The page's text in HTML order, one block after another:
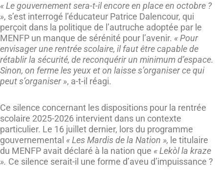
« Le gouvernement sera-t-il encore en place en octobre ?
», s’est interrogé l’éducateur Patrice Dalencour, qui
perçoit dans la politique de l’autruche adoptée par le
MENFP un manque de sérénité pour l’avenir. « Pour
envisager une rentrée scolaire, il faut être capable de
rétablir la sécurité, de reconquérir un minimum d’espace.
Sinon, on ferme les yeux et on laisse s’organiser ce qui
peut s’organiser », a-t-il réagi.
Ce silence concernant les dispositions pour la rentrée
scolaire 2025-2026 intervient dans un contexte
particulier. Le 16 juillet dernier, lors du programme
gouvernemental « Les Mardis de la Nation », le titulaire
du MENFP avait déclaré à la nation que « Lekòl la kraze
». Ce silence serait-il une forme d’aveu d’impuissance ?